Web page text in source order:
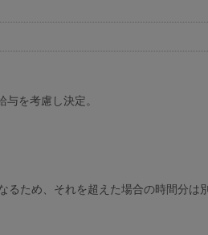
を考慮し決定。
ため、それを超えた場合の時間分は